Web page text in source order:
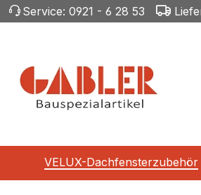
Hauptinhalt springen
Zur Suche springen
Zur Hauptnavigation springen
Service: 0921 - 6 28 53
VELUX-Dachfensterzubehör